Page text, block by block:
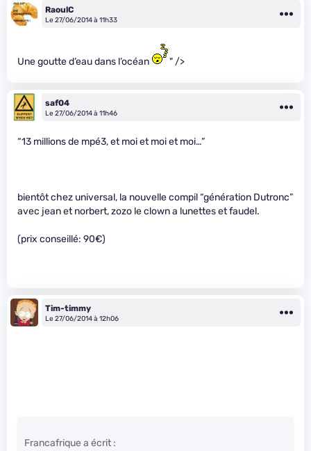
RaoulC
Le 27/06/2014 à 11h33
Une goutte d’eau dans l’océan " />
saf04
Le 27/06/2014 à 11h46
“13 millions de mpé3, et moi et moi et moi…”
bientôt chez universal, la nouvelle compil “génération Dutronc”
avec jean et norbert, zozo le clown a lunettes et faudel.
(prix conseillé: 90€)
Tim-timmy
Le 27/06/2014 à 12h06
Francafrique a écrit :